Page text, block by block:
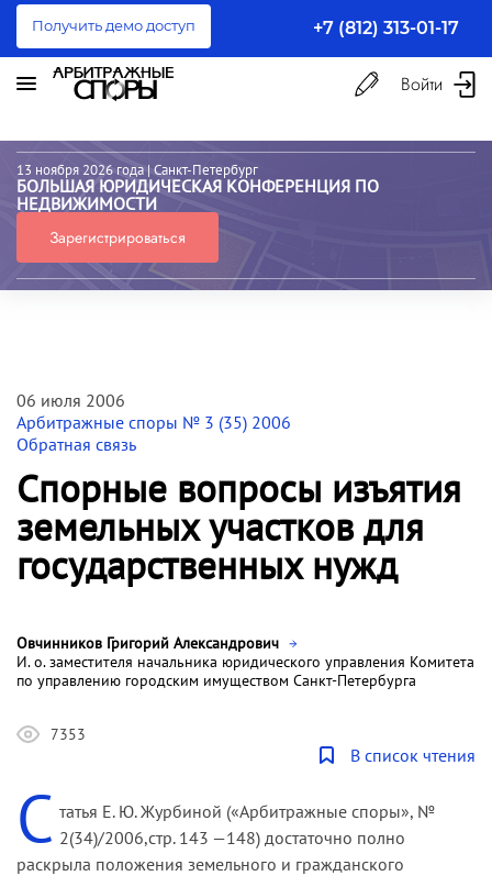
Получить демо доступ +7 (812) 313-01-17
Войти
13 ноября 2026 года | Санкт-Петербург
БОЛЬШАЯ ЮРИДИЧЕСКАЯ КОНФЕРЕНЦИЯ ПО
НЕДВИЖИМОСТИ
Зарегистрироваться
06 июля 2006
Арбитражные споры № 3 (35) 2006
Обратная связь
Спорные вопросы изъятия
земельных участков для
государственных нужд
Овчинников Григорий Александрович
И. о. заместителя начальника юридического управления Комитета
по управлению городским имуществом Санкт-Петербурга
7353
В список чтения
С татья Е. Ю. Журбиной («Арбитражные споры», №
2(34)/2006,стр. 143 —148) достаточно полно
раскрыла положения земельного и гражданского